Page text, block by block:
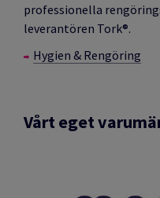
professionella
leverantören Tork®.
Hygien & Rengöring
Vårt eget